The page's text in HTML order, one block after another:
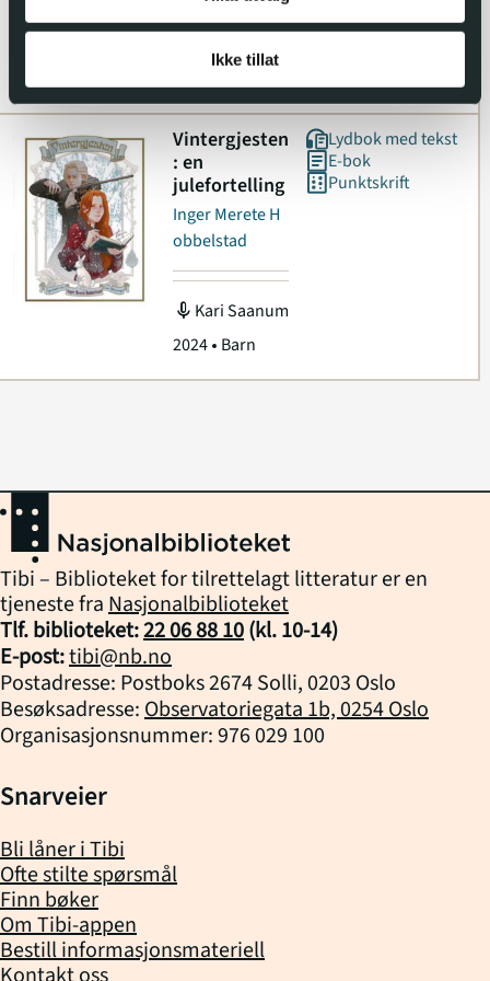
Ikke tillat
Kari Saanum
2023 Barn
Vintergjesten
: en
julefortelling
Inger Merete H
obbelstad
mic Kari Saanum
2024 Barn
Lydbok med tekst
E-bok
Punktskrift
Tibi – Biblioteket for tilrettelagt litteratur er en
tjeneste fraNasjonalbiblioteket
Tlf. biblioteket:22 06 88 10(kl.10-14)
E-post:tibi@nb.no
Postadresse: Postboks 2674 Solli, 0203 Oslo
Besøksadresse:Observatoriegata 1b, 0254 Oslo
Organisasjonsnummer: 976 029 100
Snarveier
Bli låner i Tibi
Ofte stilte spørsmål
Finn bøker
Om Tibi-appen
Bestill informasjonsmateriell